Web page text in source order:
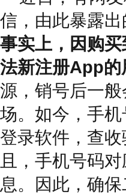
信，由此暴露
事实上，因购
法新注册App的
源，销号后一
场。如今，手
登录软件，查
且，手机号码
息。因此，确